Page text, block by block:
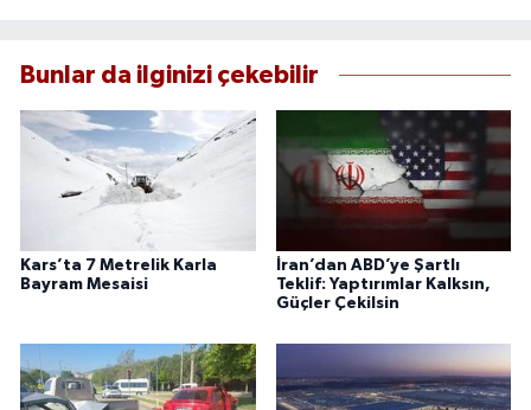
Bunlar da ilginizi çekebilir
Kars’ta 7 Metrelik Karla
Bayram Mesaisi
İran’dan ABD’ye Şartlı
Teklif: Yaptırımlar Kalksın,
Güçler Çekilsin